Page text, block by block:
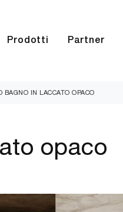
Prodotti Partner
BAGNO IN LACCATO OPACO
opaco